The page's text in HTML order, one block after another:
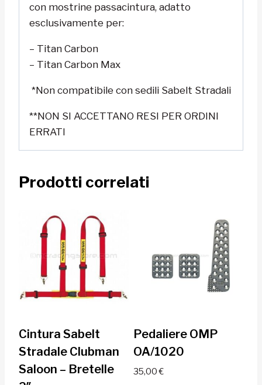
con mostrine passacintura, adatto
esclusivamente per:
– Titan Carbon
– Titan Carbon Max
*Non compatibile con sedili Sabelt Stradali
**NON SI ACCETTANO RESI PER ORDINI
ERRATI
Prodotti correlati
Cintura Sabelt
Stradale Clubman
Saloon – Bretelle
Pedaliere OMP
OA/1020
35,00€